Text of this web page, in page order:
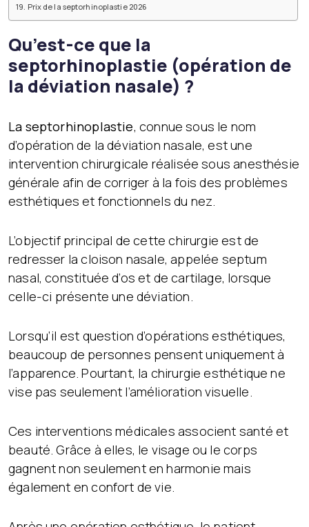
Prix de la septorhinoplastie 2026
Qu’est-ce que la
septorhinoplastie (opération de
la déviation nasale) ?
La septorhinoplastie, connue sous le nom
d’opération de la déviation nasale, est une
intervention chirurgicale réalisée sous anesthésie
générale afin de corriger à la fois des problèmes
esthétiques et fonctionnels du nez.
L’objectif principal de cette chirurgie est de
redresser la cloison nasale, appelée septum
nasal, constituée d’os et de cartilage, lorsque
celle-ci présente une déviation.
Lorsqu’il est question d’opérations esthétiques,
beaucoup de personnes pensent uniquement à
l’apparence. Pourtant, la chirurgie esthétique ne
vise pas seulement l’amélioration visuelle.
Ces interventions médicales associent santé et
beauté. Grâce à elles, le visage ou le corps
gagnent non seulement en harmonie mais
également en confort de vie.